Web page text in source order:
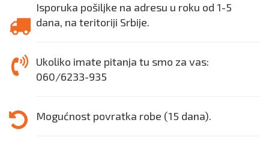
Isporuka pošiljke na adresu u roku od 1-5
dana, na teritoriji Srbije.
Ukoliko imate pitanja tu smo za vas:
060/6233-935
Mogućnost povratka robe (15 dana).